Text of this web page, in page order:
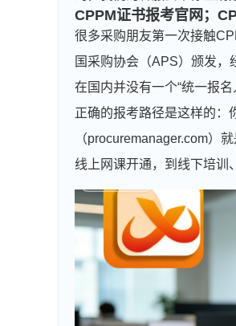
CPPM证书报考官网；
很多采购朋友第一次接触
国采购协会（APS）颁发，
在国内并没有一个“统一报名
正确的报考路径是这样的：
（procuremanager.com）
线上网课开通，到线下培训